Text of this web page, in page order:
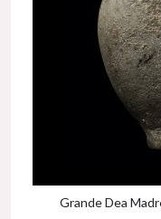
Grande Dea